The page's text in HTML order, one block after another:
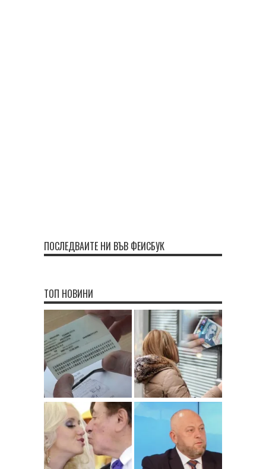
ПОСЛЕДВАЙТЕ НИ ВЪВ ФЕЙСБУК
ТОП НОВИНИ